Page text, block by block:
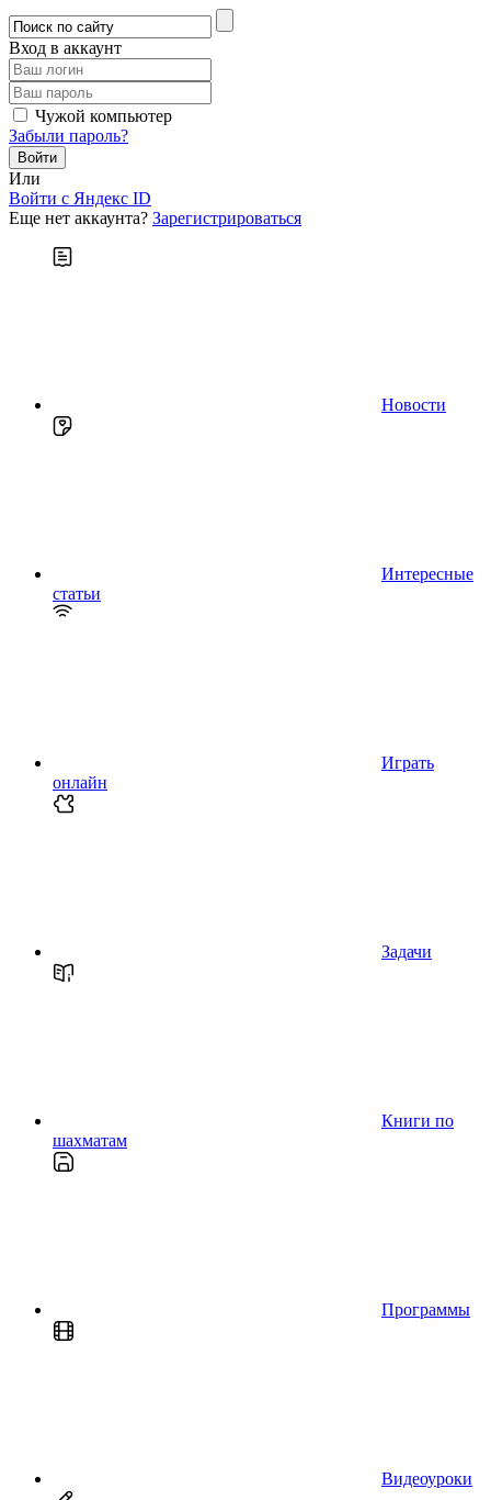
Вход в аккаунт
Чужой компьютер
Забыли пароль?
Или
Войти c Яндекс ID
Еще нет аккаунта? Зарегистрироваться
Новости
Интересные
статьи
Играть
онлайн
Задачи
Книги по
шахматам
Программы
Видеоуроки